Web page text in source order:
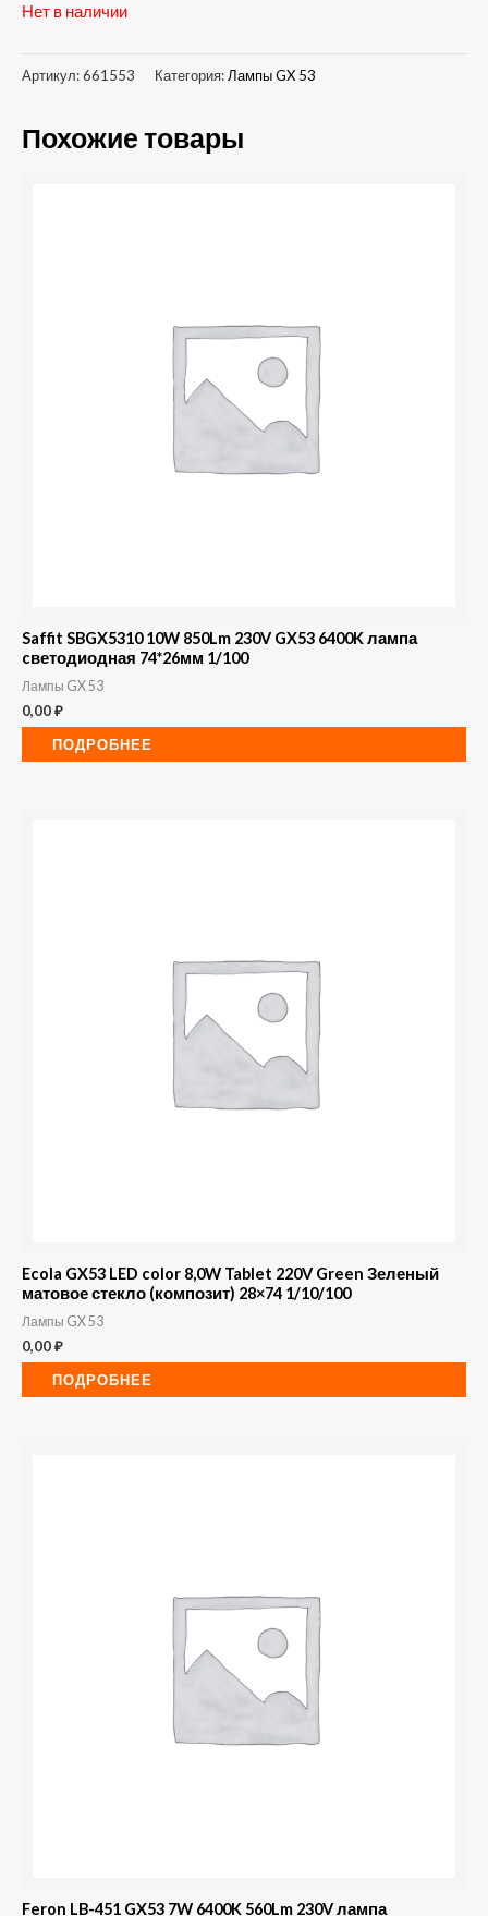
Нет в наличии
Артикул:661553 Категория: Лампы GX 53
Похожие товары
Saffit SBGX5310 10W 850Lm 230V GX53 6400K лампа
cветодиодная 74*26мм 1/100
Лампы GX 53
0,00₽
ПОДРОБНЕЕ
Ecola GX53 LED color 8,0W Tablet 220V Green Зеленый
матовое стекло (композит) 28×74 1/10/100
Лампы GX 53
0,00₽
ПОДРОБНЕЕ
Feron LB-451 GX53 7W 6400K 560Lm 230V лампа